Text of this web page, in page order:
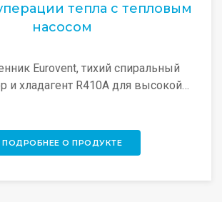
тепла с тепловым
насосом
Eurovent, тихий спиральный
и хладагент R410A для высокой
ПОДРОБНЕЕ О ПРОДУКТЕ